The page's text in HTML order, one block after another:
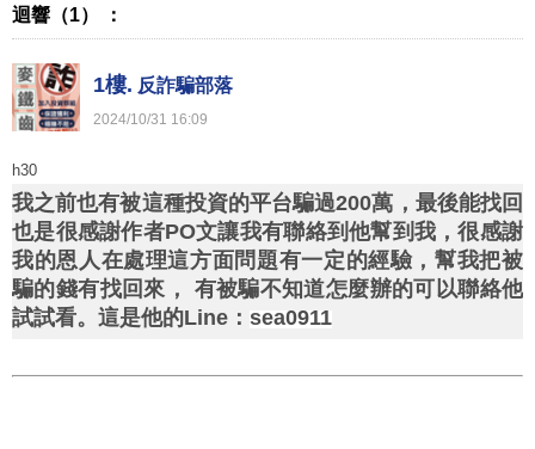
迴響（1） ：
1樓. 反詐騙部落
2024/10/31 16:09
h30
我之前也有被這種投資的平台騙過200萬，最後能找回
也是很感謝作者PO文讓我有聯絡到他幫到我，很感謝
我的恩人在處理這方面問題有一定的經驗，幫我把被
騙的錢有找回來， 有被騙不知道怎麼辦的可以聯絡他
試試看。這是他的Line： sea0911